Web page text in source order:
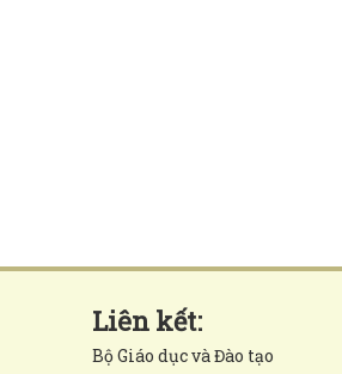
Liên kết:
Bộ Giáo dục và Đào tạo